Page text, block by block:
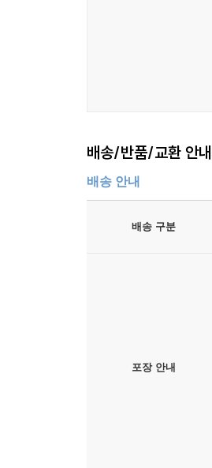
배송/반품/교환 안내
배송 안내
배송 구분
포장 안내